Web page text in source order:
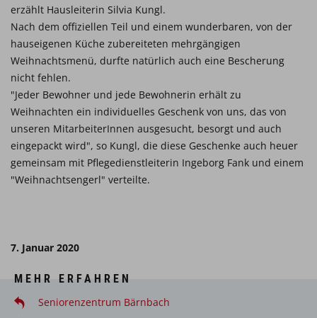
erzählt Hausleiterin Silvia Kungl.
Nach dem offiziellen Teil und einem wunderbaren, von der
hauseigenen Küche zubereiteten mehrgängigen
Weihnachtsmenü, durfte natürlich auch eine Bescherung
nicht fehlen.
"Jeder Bewohner und jede Bewohnerin erhält zu
Weihnachten ein individuelles Geschenk von uns, das von
unseren MitarbeiterInnen ausgesucht, besorgt und auch
eingepackt wird", so Kungl, die diese Geschenke auch heuer
gemeinsam mit Pflegedienstleiterin Ingeborg Fank und einem
"Weihnachtsengerl" verteilte.
7. Januar 2020
MEHR ERFAHREN
Seniorenzentrum Bärnbach